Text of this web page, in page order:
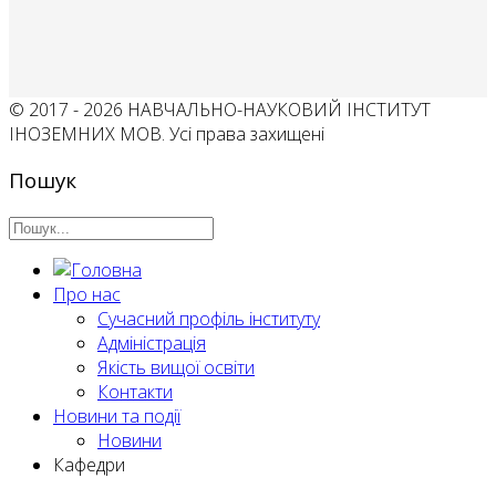
© 2017 - 2026 НАВЧАЛЬНО-НАУКОВИЙ ІНСТИТУТ
ІНОЗЕМНИХ МОВ. Усі права захищені
Пошук
Про нас
Сучасний профіль інституту
Адміністрація
Якість вищої освіти
Контакти
Новини та події
Новини
Кафедри